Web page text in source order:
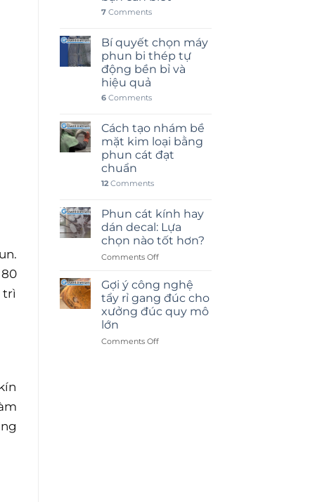
trì
7Comments
Bí quyết chọn máy
phun bi thép tự
động bền bỉ và
hiệu quả
6Comments
Cách tạo nhám bề
mặt kim loại bằng
phun cát đạt
chuẩn
12Comments
Phun cát kính hay
dán decal: Lựa
chọn nào tốt hơn?
Comments Offon
cát
kính
hay
dán
Lựa
Gợi ý công nghệ
tẩy rỉ gang đúc cho
xưởng đúc quy mô
lớn
Comments Offon